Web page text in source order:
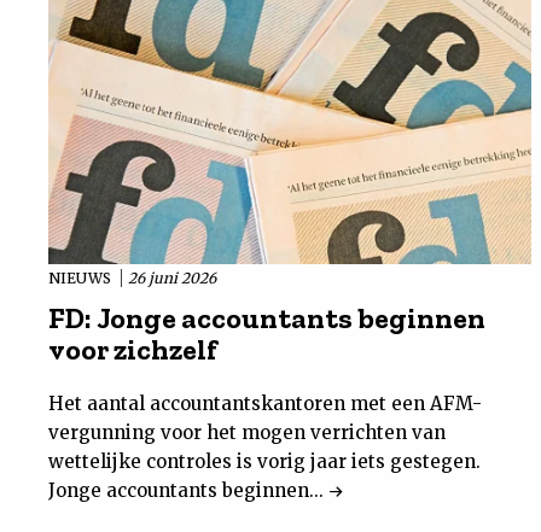
NIEUWS 26 juni 2026
FD: Jonge accountants beginnen
voor zichzelf
Het aantal accountantskantoren met een AFM-
vergunning voor het mogen verrichten van
wettelijke controles is vorig jaar iets gestegen.
Jonge accountants beginnen...